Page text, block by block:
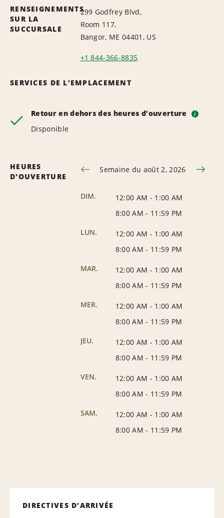
RENSEIGNEMENTS
SUR LA
SUCCURSALE
299 Godfrey Blvd,
Room 117,
Bangor, ME 04401, US
+1 844-366-8835
SERVICES DE L’EMPLACEMENT
Retour en dehors des heures d’ouverture i
Disponible
HEURES
D'OUVERTURE
Semaine du août 2, 2026
DIM. 12:00 AM - 1:00 AM
8:00 AM - 11:59 PM
LUN.
12:00 AM - 1:00 AM
8:00 AM - 11:59 PM
MAR.
12:00 AM - 1:00 AM
8:00 AM - 11:59 PM
MER.
12:00 AM - 1:00 AM
8:00 AM - 11:59 PM
JEU.
12:00 AM - 1:00 AM
8:00 AM - 11:59 PM
VEN.
12:00 AM - 1:00 AM
8:00 AM - 11:59 PM
SAM.
12:00 AM - 1:00 AM
8:00 AM - 11:59 PM
DIRECTIVES D’ARRIVÉE